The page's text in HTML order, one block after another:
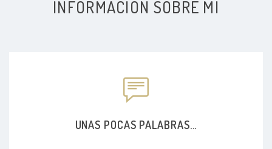
INFORMACIÓN SOBRE MÍ
UNAS POCAS PALABRAS...